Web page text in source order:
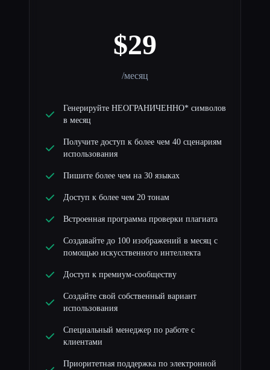
$29
/месяц
Генерируйте НЕОГРАНИЧЕННО* символов
в месяц
Получите доступ к более чем 40 сценариям
использования
Пишите более чем на 30 языках
Доступ к более чем 20 тонам
Встроенная программа проверки плагиата
Создавайте до 100 изображений в месяц с
помощью искусственного интеллекта
Доступ к премиум-сообществу
Создайте свой собственный вариант
использования
Специальный менеджер по работе с
клиентами
Приоритетная поддержка по электронной